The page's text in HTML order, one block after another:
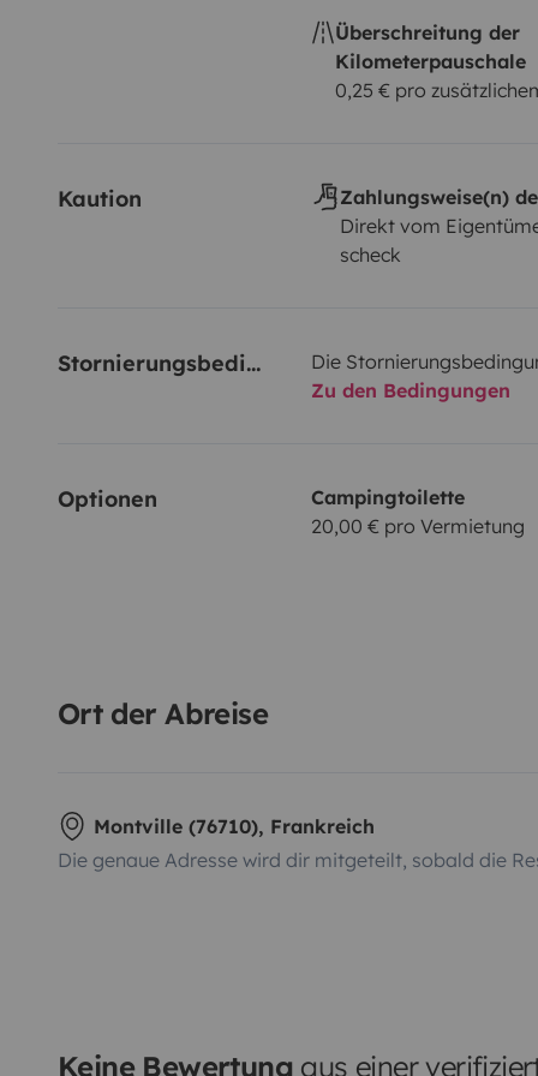
Überschreitung der
Kilometerpauschale
0,25 € pro
Kaution
Zahlungsweise(n)
Direkt vom
scheck
Stornierungsbedingungen
Die
Zu den Bedingungen
Optionen
Campingtoilette
20,00 € pro Vermietung
Ort der Abreise
Montville (76710), Frankreich
Die genaue Adresse wird dir mitgeteilt, sobald die
Keine Bewertung aus einer